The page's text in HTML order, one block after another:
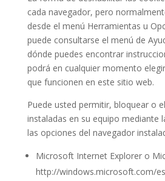
cada navegador, pero
desde el menú Herramientas u
puede consultarse el menú de
dónde puedes encontrar
podrá en cualquier momento
que funcionen en este sitio web.
Puede usted permitir, bloquear o
instaladas en su equipo mediante
las opciones del navegador
Microsoft Internet Explorer o
http://windows.microsoft.com/